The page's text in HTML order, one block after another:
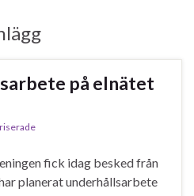
på elnätet
fick idag besked från
planerat underhållsarbete